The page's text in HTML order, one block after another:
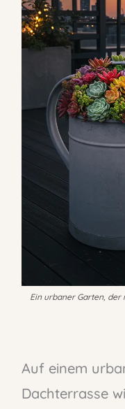
Ein urbaner Garten,
Auf einem
Dachterrasse